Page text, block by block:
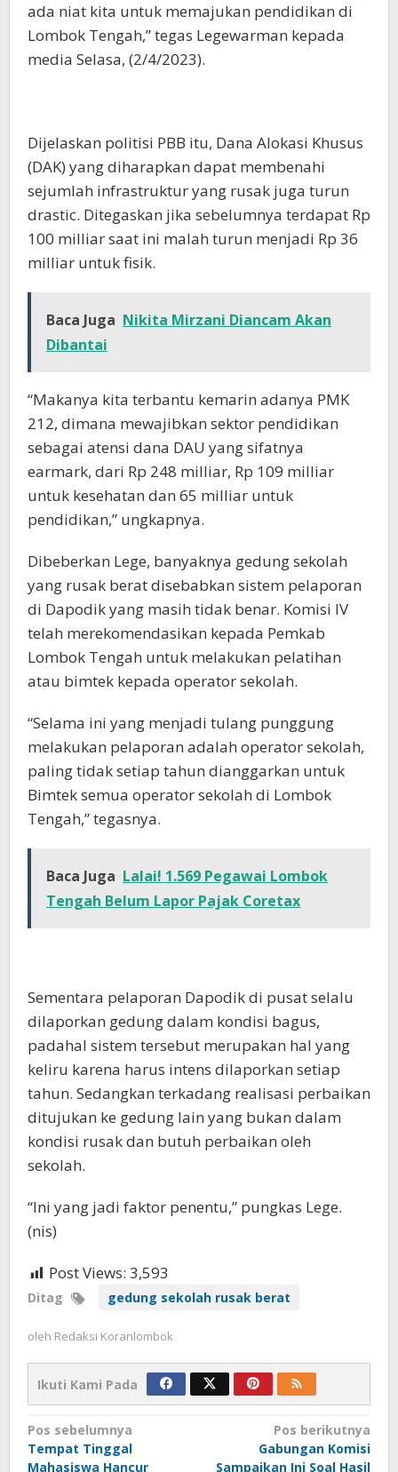
ada niat kita untuk memajukan pendidikan di
Lombok Tengah,” tegas Legewarman kepada
media Selasa, (2/4/2023).
Dijelaskan politisi PBB itu, Dana Alokasi Khusus
(DAK) yang diharapkan dapat membenahi
sejumlah infrastruktur yang rusak juga turun
drastic. Ditegaskan jika sebelumnya terdapat Rp
100 milliar saat ini malah turun menjadi Rp 36
milliar untuk fisik.
Baca Juga Nikita Mirzani Diancam Akan
Dibantai
“Makanya kita terbantu kemarin adanya PMK
212, dimana mewajibkan sektor pendidikan
sebagai atensi dana DAU yang sifatnya
earmark, dari Rp 248 milliar, Rp 109 milliar
untuk kesehatan dan 65 milliar untuk
pendidikan,” ungkapnya.
Dibeberkan Lege, banyaknya gedung sekolah
yang rusak berat disebabkan sistem pelaporan
di Dapodik yang masih tidak benar. Komisi IV
telah merekomendasikan kepada Pemkab
Lombok Tengah untuk melakukan pelatihan
atau bimtek kepada operator sekolah.
“Selama ini yang menjadi tulang punggung
melakukan pelaporan adalah operator sekolah,
paling tidak setiap tahun dianggarkan untuk
Bimtek semua operator sekolah di Lombok
Tengah,” tegasnya.
Baca Juga Lalai! 1.569 Pegawai Lombok
Tengah Belum Lapor Pajak Coretax
Sementara pelaporan Dapodik di pusat selalu
dilaporkan gedung dalam kondisi bagus,
padahal sistem tersebut merupakan hal yang
keliru karena harus intens dilaporkan setiap
tahun. Sedangkan terkadang realisasi perbaikan
ditujukan ke gedung lain yang bukan dalam
kondisi rusak dan butuh perbaikan oleh
sekolah.
“Ini yang jadi faktor penentu,” pungkas Lege.
(nis)
Post Views: 3,593
Ditag gedung sekolah rusak berat
oleh Redaksi Koranlombok
Ikuti Kami Pada
Navigasi
pos
Pos sebelumnya
Tempat Tinggal
Mahasiswa Hancur
Pos berikutnya
Gabungan Komisi
Sampaikan Ini Soal Hasil